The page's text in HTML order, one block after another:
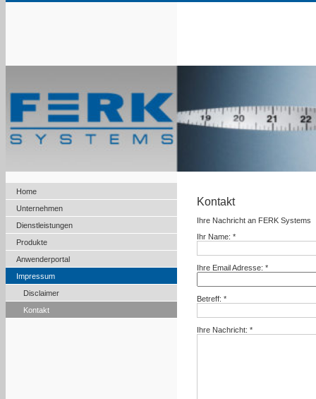
Home
Unternehmen
Dienstleistungen
Produkte
Anwenderportal
Impressum
Disclaimer
Kontakt
Kontakt
Ihre Nachricht an FERK Systems
Ihr Name: *
Ihre Email Adresse: *
Betreff: *
Ihre Nachricht: *